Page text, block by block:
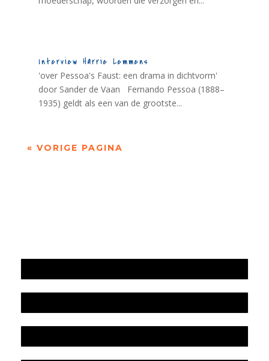
Interview Harrie Lemmens
'over Pessoa's Faust: een drama in dichtvorm'
door Sander de Vaan Fernando Pessoa (1888–
1935) geldt als een van de grootste...
« VORIGE PAGINA